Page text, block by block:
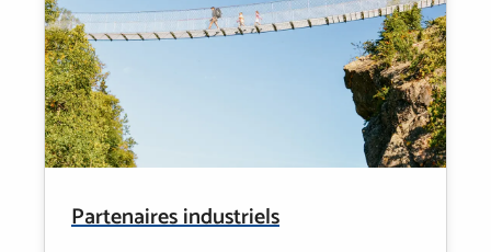
Partenaires industriels